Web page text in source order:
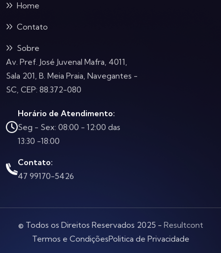
Home
Contato
Sobre
Av. Pref. José Juvenal Mafra, 4011,
Sala 201, B. Meia Praia, Navegantes -
SC, CEP: 88.372-080
Horário de Atendimento:
Seg - Sex: 08:00 - 12:00 das
13:30 -18:00
Contato:
47 99170-5426
© Todos os Direitos Reservados 2025 - Resultcont
Termos e CondiçõesPolitica de Privacidade